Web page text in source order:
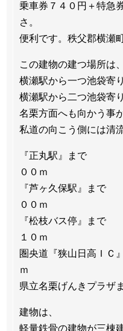
乗車券７４０円＋特急
さ。
便利です。秩父郡横瀬
この建物の建つ場所は、
横瀬駅から一つ池袋寄
横瀬駅から二つ池袋寄
名栗方面へも向かう事
私道の向こう側には清
『正丸駅
００ｍ
『芦ヶ久
００ｍ
『松枝バ
１０ｍ
圏央道『狭山日
ｍ
県立名栗げんき
建物は、
軽量鉄骨の建物が三棟